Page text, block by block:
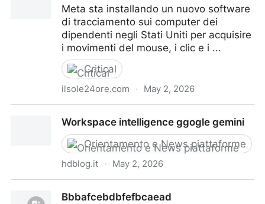
Meta sta installando un nuovo software
di tracciamento sui computer dei
dipendenti negli Stati Uniti per acquisire
i movimenti del mouse, i clic e i ...
Critical
ilsole24ore.com · May 2, 2026
Workspace intelligence ggogle gemini
Orientamento e News piattaforme
hdblog.it · May 2, 2026
Bbbafcebdbfefbcaead